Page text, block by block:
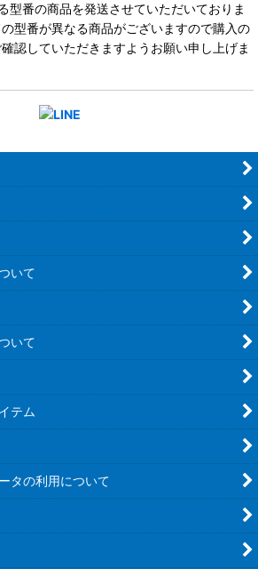
型番の商品を発送させていただいておりま
型番が異なる商品がございますので購入の
認していただきますようお願い申し上げま
いて
いて
テム
タの利用について